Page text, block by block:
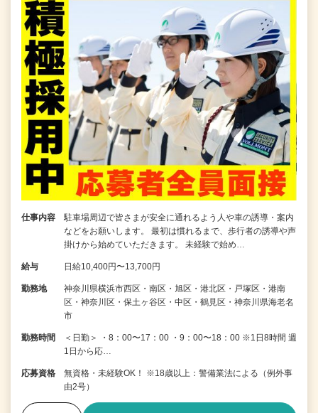
仕事内容
駐車場周辺で皆さまが安全に通れるよう人や車の誘導・案内
などをお願いします。 最初は慣れるまで、歩行者の誘導や声
掛けから始めていただきます。 未経験で始め…
給与 日給10,400円〜13,700円
勤務地
神奈川県横浜市西区・南区・旭区・港北区・戸塚区・港南
区・神奈川区・保土ヶ谷区・中区・鶴見区・神奈川県海老名
市
勤務時間
＜日勤＞ ・8：00〜17：00 ・9：00〜18：00 ※1日8時間 週
1日から応…
応募資格
無資格・未経験OK！ ※18歳以上：警備業法による（例外事
由2号）